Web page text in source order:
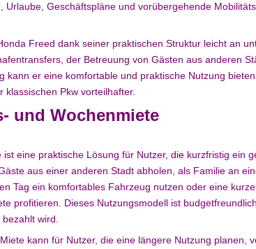
Urlaube, Geschäftspläne und vorübergehende
Freed dank seiner praktischen Struktur leicht an
der Betreuung von Gästen aus anderen
kann er eine komfortable und praktische Nutzung
klassischen Pkw vorteilhafter.
und Wochenmiete
eine praktische Lösung für Nutzer, die kurzfristig ein
aus einer anderen Stadt abholen, als Familie an
Tag ein komfortables Fahrzeug nutzen oder eine
profitieren. Dieses Nutzungsmodell ist
wird.
kann für Nutzer, die eine längere Nutzung planen,